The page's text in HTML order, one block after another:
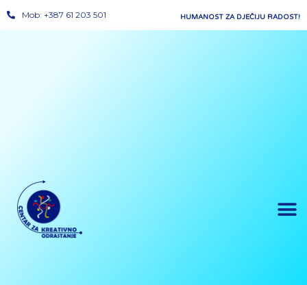
Mob: +387 61 203 501 HUMANOST ZA DJEČIJU RADOST!